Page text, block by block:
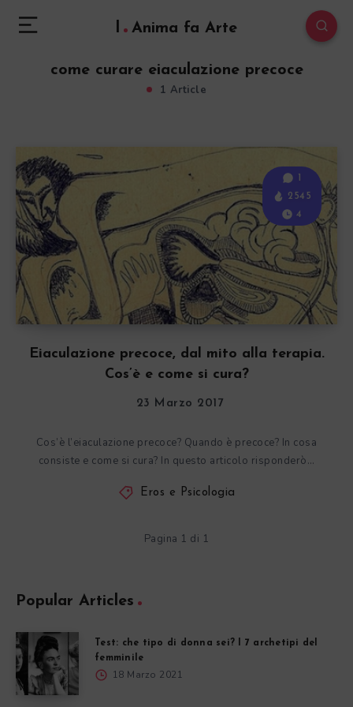
l Anima fa Arte
come curare eiaculazione precoce
1 Article
Eiaculazione precoce, dal mito alla terapia.
Cos’è e come si cura?
1
2545
4
23 Marzo 2017
Cos’è l’eiaculazione precoce? Quando è precoce? In cosa
consiste e come si cura? In questo articolo risponderò…
Eros e Psicologia
Pagina 1 di 1
Popular Articles
Test: che tipo di donna sei? I 7 archetipi del
femminile
18 Marzo 2021